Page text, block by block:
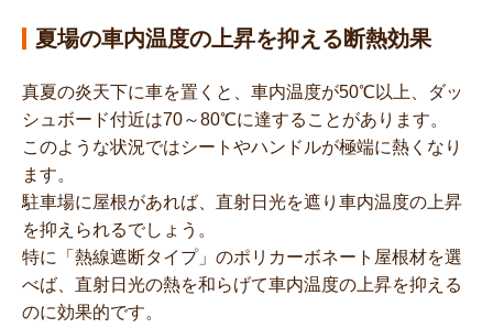
夏場の車内温度の上昇を抑える断熱効果
真夏の炎天下に車を置くと、車内温度が50℃以上、ダッ
シュボード付近は70～80℃に達することがあります。
このような状況ではシートやハンドルが極端に熱くなり
ます。
駐車場に屋根があれば、直射日光を遮り車内温度の上昇
を抑えられるでしょう。
特に「熱線遮断タイプ」のポリカーボネート屋根材を選
べば、直射日光の熱を和らげて車内温度の上昇を抑える
のに効果的です。